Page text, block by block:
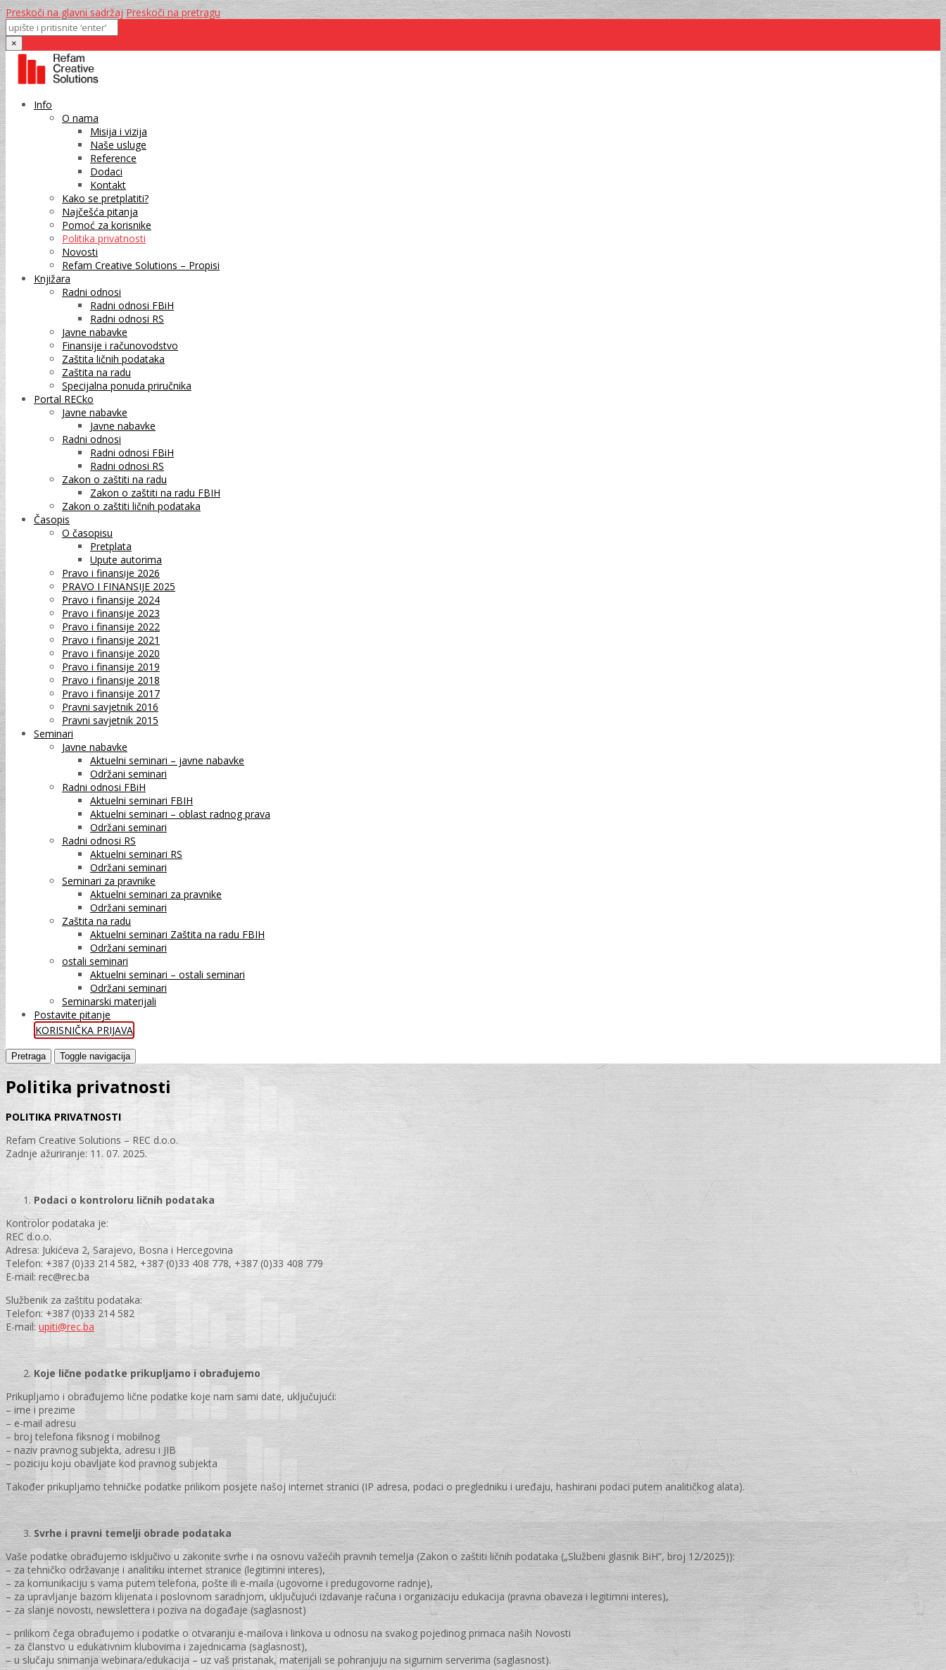
Preskoči na glavni sadržaj Preskoči na pretragu
×
Info
O nama
Misija i vizija
Naše usluge
Reference
Dodaci
Kontakt
Kako se pretplatiti?
Najčešća pitanja
Pomoć za korisnike
Politika privatnosti
Novosti
Refam Creative Solutions – Propisi
Knjižara
Radni odnosi
Radni odnosi FBiH
Radni odnosi RS
Javne nabavke
Finansije i računovodstvo
Zaštita ličnih podataka
Zaštita na radu
Specijalna ponuda priručnika
Portal RECko
Javne nabavke
Javne nabavke
Radni odnosi
Radni odnosi FBiH
Radni odnosi RS
Zakon o zaštiti na radu
Zakon o zaštiti na radu FBIH
Zakon o zaštiti ličnih podataka
Časopis
O časopisu
Pretplata
Upute autorima
Pravo i finansije 2026
PRAVO I FINANSIJE 2025
Pravo i finansije 2024
Pravo i finansije 2023
Pravo i finansije 2022
Pravo i finansije 2021
Pravo i finansije 2020
Pravo i finansije 2019
Pravo i finansije 2018
Pravo i finansije 2017
Pravni savjetnik 2016
Pravni savjetnik 2015
Seminari
Javne nabavke
Aktuelni seminari – javne nabavke
Održani seminari
Radni odnosi FBiH
Aktuelni seminari FBIH
Aktuelni seminari – oblast radnog prava
Održani seminari
Radni odnosi RS
Aktuelni seminari RS
Održani seminari
Seminari za pravnike
Aktuelni seminari za pravnike
Održani seminari
Zaštita na radu
Aktuelni seminari Zaštita na radu FBIH
Održani seminari
ostali seminari
Aktuelni seminari – ostali seminari
Održani seminari
Seminarski materijali
Postavite pitanje
KORISNIČKA PRIJAVA
Pretraga Toggle navigacija
Politika privatnosti
POLITIKA PRIVATNOSTI
Refam Creative Solutions – REC d.o.o.
Zadnje ažuriranje: 11. 07. 2025.
Podaci o kontroloru ličnih podataka
Kontrolor podataka je:
REC d.o.o.
Adresa: Jukićeva 2, Sarajevo, Bosna i Hercegovina
Telefon: +387 (0)33 214 582, +387 (0)33 408 778, +387 (0)33 408 779
E-mail: rec@rec.ba
Službenik za zaštitu podataka:
Telefon: +387 (0)33 214 582
E-mail: upiti@rec.ba
Koje lične podatke prikupljamo i obrađujemo
Prikupljamo i obrađujemo lične podatke koje nam sami date, uključujući:
– ime i prezime
– e-mail adresu
– broj telefona fiksnog i mobilnog
– naziv pravnog subjekta, adresu i JIB
– poziciju koju obavljate kod pravnog subjekta
Također prikupljamo tehničke podatke prilikom posjete našoj internet stranici (IP adresa, podaci o pregledniku i uređaju, hashirani podaci putem analitičkog alata).
Svrhe i pravni temelji obrade podataka
Vaše podatke obrađujemo isključivo u zakonite svrhe i na osnovu važećih pravnih temelja (Zakon o zaštiti ličnih podataka („Službeni glasnik BiH“, broj 12/2025)):
– za tehničko održavanje i analitiku internet stranice (legitimni interes),
– za komunikaciju s vama putem telefona, pošte ili e-maila (ugovorne i predugovorne radnje),
– za upravljanje bazom klijenata i poslovnom saradnjom, uključujući izdavanje računa i organizaciju edukacija (pravna obaveza i legitimni interes),
– za slanje novosti, newslettera i poziva na događaje (saglasnost)
– prilikom čega obrađujemo i podatke o otvaranju e-mailova i linkova u odnosu na svakog pojedinog primaca naših Novosti
– za članstvo u edukativnim klubovima i zajednicama (saglasnost),
– u slučaju snimanja webinara/edukacija – uz vaš pristanak, materijali se pohranjuju na sigurnim serverima (saglasnost).